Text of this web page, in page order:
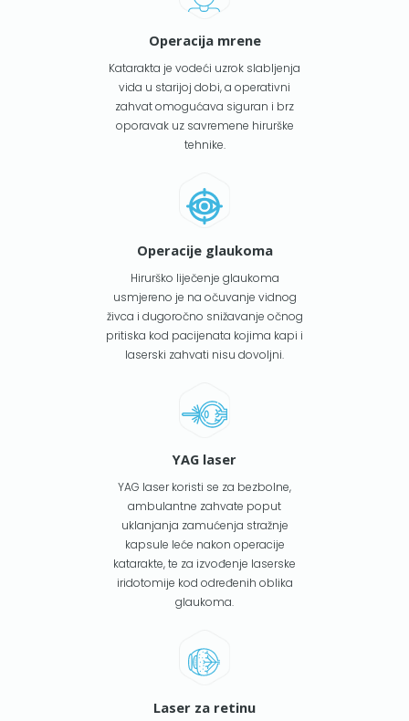
Operacija mrene
Katarakta je vodeći uzrok slabljenja
vida u starijoj dobi, a operativni
zahvat omogućava siguran i brz
oporavak uz savremene hirurške
tehnike.
Operacije glaukoma
Hirurško liječenje glaukoma
usmjereno je na očuvanje vidnog
živca i dugoročno snižavanje očnog
pritiska kod pacijenata kojima kapi i
laserski zahvati nisu dovoljni.
YAG laser
YAG laser koristi se za bezbolne,
ambulantne zahvate poput
uklanjanja zamućenja stražnje
kapsule leće nakon operacije
katarakte, te za izvođenje laserske
iridotomije kod određenih oblika
glaukoma.
Laser za retinu